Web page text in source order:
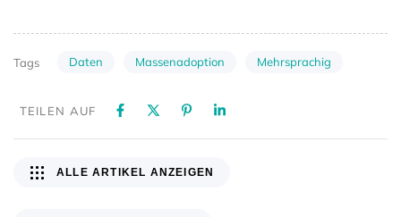
Tags Daten Massenadoption Mehrsprachig
TEILEN AUF
ALLE ARTIKEL ANZEIGEN